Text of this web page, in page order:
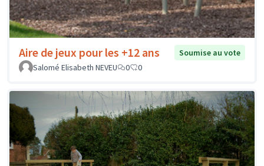
Aire de jeux pour les +12 ans
Soumise au vote
Salomé Elisabeth NEVEU
0 0